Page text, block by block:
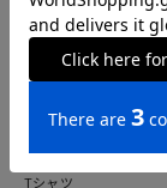
Tシャツ